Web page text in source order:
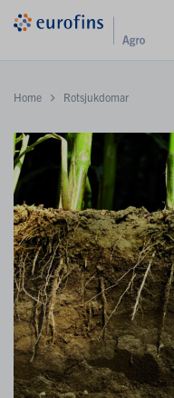
Home Rotsjukdomar